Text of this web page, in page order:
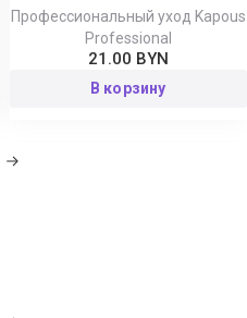
Профессиональный уход Kapous
Professional
21.00 BYN
В корзину